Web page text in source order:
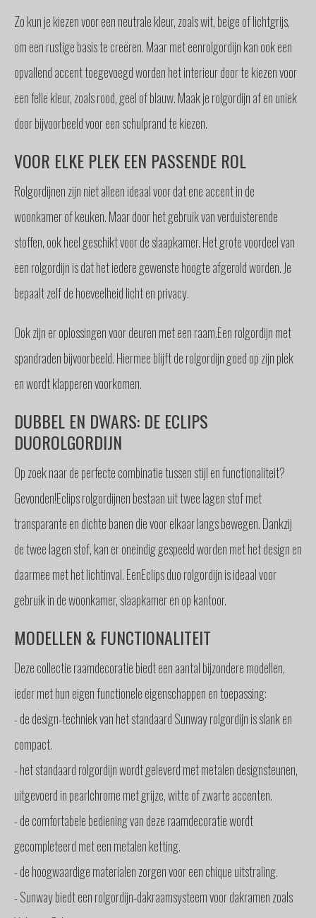
Zo kun je kiezen voor een neutrale kleur, zoals wit, beige of lichtgrijs,
om een rustige basis te creëren. Maar met eenrolgordijn kan ook een
opvallend accent toegevoegd worden het interieur door te kiezen voor
een felle kleur, zoals rood, geel of blauw. Maak je rolgordijn af en uniek
door bijvoorbeeld voor een schulprand te kiezen.
VOOR ELKE PLEK EEN PASSENDE ROL
Rolgordijnen zijn niet alleen ideaal voor dat ene accent in de
woonkamer of keuken. Maar door het gebruik van verduisterende
stoffen, ook heel geschikt voor de slaapkamer. Het grote voordeel van
een rolgordijn is dat het iedere gewenste hoogte afgerold worden. Je
bepaalt zelf de hoeveelheid licht en privacy.
Ook zijn er oplossingen voor deuren met een raam.Een rolgordijn met
spandraden bijvoorbeeld. Hiermee blijft de rolgordijn goed op zijn plek
en wordt klapperen voorkomen.
DUBBEL EN DWARS: DE ECLIPS
DUOROLGORDIJN
Op zoek naar de perfecte combinatie tussen stijl en functionaliteit?
Gevonden!Eclips rolgordijnen bestaan uit twee lagen stof met
transparante en dichte banen die voor elkaar langs bewegen. Dankzij
de twee lagen stof, kan er oneindig gespeeld worden met het design en
daarmee met het lichtinval. EenEclips duo rolgordijn is ideaal voor
gebruik in de woonkamer, slaapkamer en op kantoor.
MODELLEN & FUNCTIONALITEIT
Deze collectie raamdecoratie biedt een aantal bijzondere modellen,
ieder met hun eigen functionele eigenschappen en toepassing:
- de design-techniek van het standaard Sunway rolgordijn is slank en
compact.
- het standaard rolgordijn wordt geleverd met metalen designsteunen,
uitgevoerd in pearlchrome met grijze, witte of zwarte accenten.
- de comfortabele bediening van deze raamdecoratie wordt
gecompleteerd met een metalen ketting.
- de hoogwaardige materialen zorgen voor een chique uitstraling.
- Sunway biedt een rolgordijn-dakraamsysteem voor dakramen zoals